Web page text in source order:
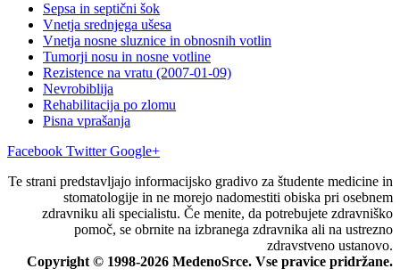
Sepsa in septični šok
Vnetja srednjega ušesa
Vnetja nosne sluznice in obnosnih votlin
Tumorji nosu in nosne votline
Rezistence na vratu (2007-01-09)
Nevrobiblija
Rehabilitacija po zlomu
Pisna vprašanja
Facebook Twitter Google+
Te strani predstavljajo informacijsko gradivo za študente medicine in
stomatologije in ne morejo nadomestiti obiska pri osebnem
zdravniku ali specialistu. Če menite, da potrebujete zdravniško
pomoč, se obrnite na izbranega zdravnika ali na ustrezno
zdravstveno ustanovo.
Copyright © 1998-2026 MedenoSrce. Vse pravice pridržane.